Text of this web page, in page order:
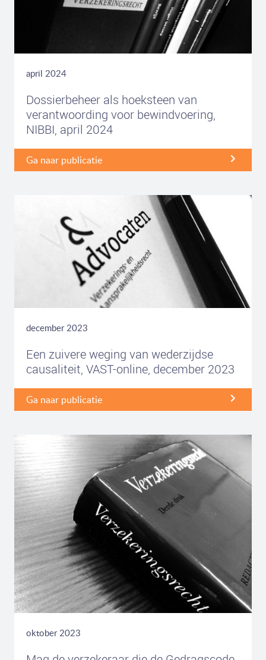
april 2024
Dossierbeheer als hoeksteen van
verantwoording voor bewindvoering,
NIBBI, april 2024
Ga naar publicatie
december 2023
Een zuivere weging van wederzijdse
causaliteit, VAST-online, december 2023
Ga naar publicatie
oktober 2023